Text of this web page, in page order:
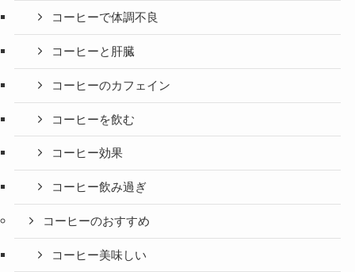
コーヒーで体調不良
コーヒーと肝臓
コーヒーのカフェイン
コーヒーを飲む
コーヒー効果
コーヒー飲み過ぎ
コーヒーのおすすめ
コーヒー美味しい